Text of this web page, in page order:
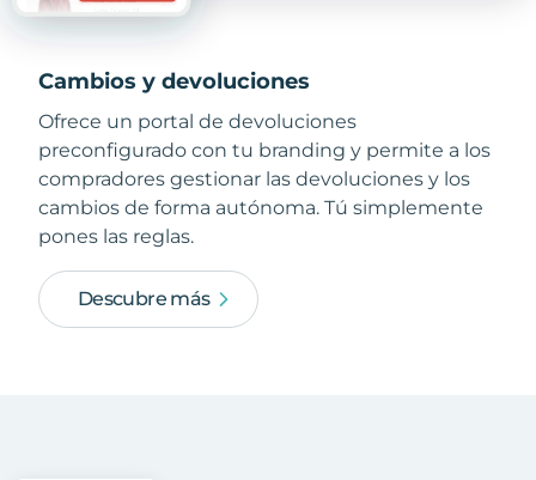
Cambios y devoluciones
Ofrece un portal de devoluciones
preconfigurado con tu branding y permite a los
compradores gestionar las devoluciones y los
cambios de forma autónoma. Tú simplemente
pones las reglas.
Descubre más